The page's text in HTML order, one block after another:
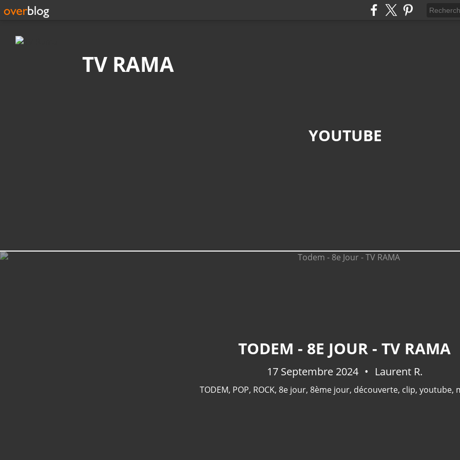
TV RAMA
YOUTUBE
TODEM - 8E JOUR - TV RAMA
17 Septembre 2024 Laurent R.
TODEM, POP, ROCK, 8e jour, 8ème jour, découverte, clip, youtube,